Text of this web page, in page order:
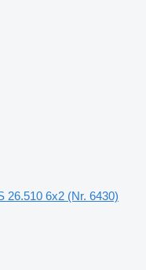
26.510 6x2 (Nr. 6430)